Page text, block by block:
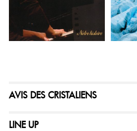
AVIS DES CRISTALIENS
LINE UP